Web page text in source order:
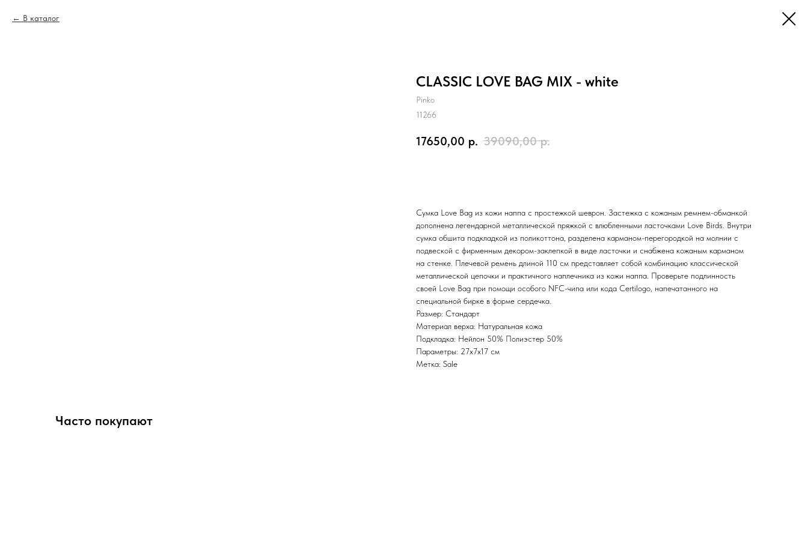
В каталог
CLASSIC LOVE BAG MIX - white
Pinko
11266
17650,00 р. 39090,00 р.
Сумка Love Bag из кожи наппа с простежкой шеврон. Застежка с кожаным ремнем-обманкой
дополнена легендарной металлической пряжкой с влюбленными ласточками Love Birds. Внутри
сумка обшита подкладкой из поликоттона, разделена карманом-перегородкой на молнии с
подвеской с фирменным декором-заклепкой в виде ласточки и снабжена кожаным карманом
на стенке. Плечевой ремень длиной 110 см представляет собой комбинацию классической
металлической цепочки и практичного наплечника из кожи наппа. Проверьте подлинность
своей Love Bag при помощи особого NFC-чипа или кода Certilogo, напечатанного на
специальной бирке в форме сердечка.
Размер: Стандарт
Материал верха: Натуральная кожа
Подкладка: Нейлон 50% Полиэстер 50%
Параметры: 27х7х17 см
Метка: Sale
Часто покупают